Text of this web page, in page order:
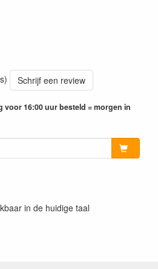
Schrijf een review
voor 16:00 uur besteld = morgen in
in de huidige taal